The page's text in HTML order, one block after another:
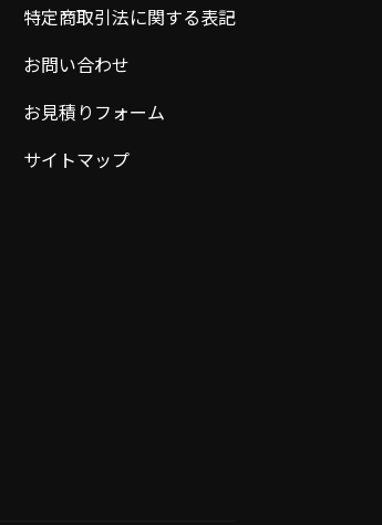
特定商取引法に関する表記
お問い合わせ
お見積りフォーム
サイトマップ